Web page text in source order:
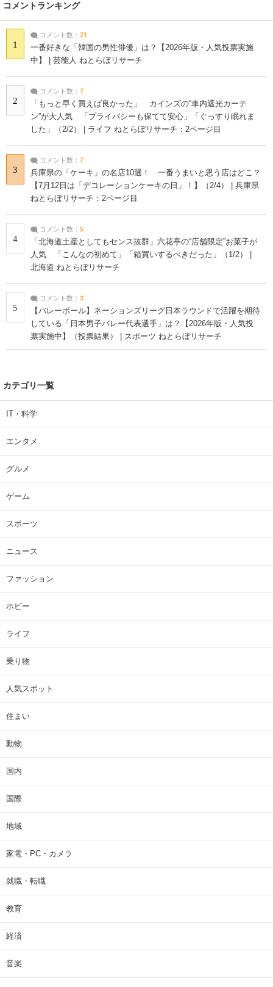
コメントランキング
1
コメント数： 21
一番好きな「韓国の男性俳優」は？【2026年版・人気投票実施
中】 | 芸能人 ねとらぼリサーチ
2
コメント数： 7
「もっと早く買えば良かった」 カインズの“車内遮光カーテ
ン”が大人気 「プライバシーも保てて安心」「ぐっすり眠れま
した」（2/2） | ライフ ねとらぼリサーチ：2ページ目
3
コメント数： 7
兵庫県の「ケーキ」の名店10選！ 一番うまいと思う店はどこ？
【7月12日は「デコレーションケーキの日」！】（2/4） | 兵庫県
ねとらぼリサーチ：2ページ目
4
コメント数： 5
「北海道土産としてもセンス抜群」六花亭の“店舗限定”お菓子が
人気 「こんなの初めて」「箱買いするべきだった」（1/2） |
北海道 ねとらぼリサーチ
5
コメント数： 3
【バレーボール】ネーションズリーグ日本ラウンドで活躍を期待
している「日本男子バレー代表選手」は？【2026年版・人気投
票実施中】（投票結果） | スポーツ ねとらぼリサーチ
カテゴリ一覧
IT・科学
エンタメ
グルメ
ゲーム
スポーツ
ニュース
ファッション
ホビー
ライフ
乗り物
人気スポット
住まい
動物
国内
国際
地域
家電・PC・カメラ
就職・転職
教育
経済
音楽